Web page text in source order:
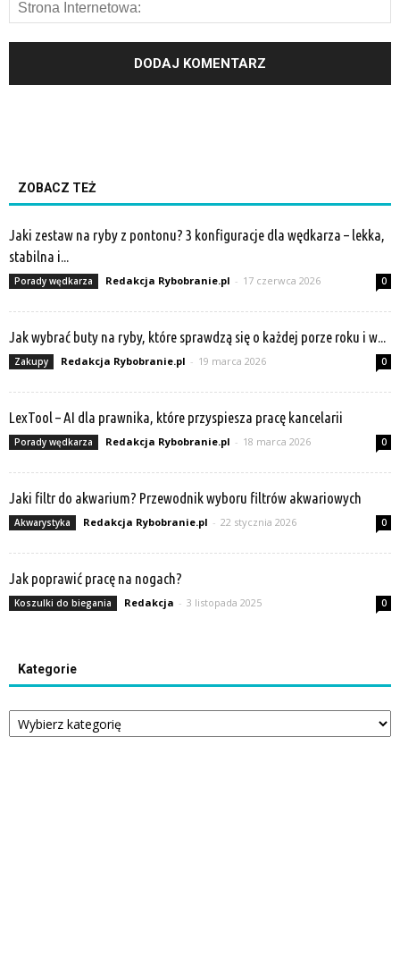
ZOBACZ TEŻ
Jaki zestaw na ryby z pontonu? 3 konfiguracje dla wędkarza – lekka,
stabilna i...
Porady wędkarza Redakcja Rybobranie.pl - 17 czerwca 2026 0
Jak wybrać buty na ryby, które sprawdzą się o każdej porze roku i w...
Zakupy Redakcja Rybobranie.pl - 19 marca 2026 0
LexTool – AI dla prawnika, które przyspiesza pracę kancelarii
Porady wędkarza Redakcja Rybobranie.pl - 18 marca 2026 0
Jaki filtr do akwarium? Przewodnik wyboru filtrów akwariowych
Akwarystyka Redakcja Rybobranie.pl - 22 stycznia 2026 0
Jak poprawić pracę na nogach?
Koszulki do biegania Redakcja - 3 listopada 2025 0
Kategorie
Kategorie